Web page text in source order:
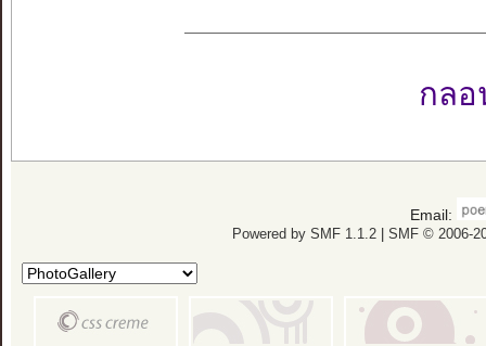
กลอ
Email:
Powered by SMF 1.1.2| SMF © 2006-